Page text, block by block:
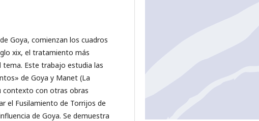
Goya, comienzan los cuadros
xix, el tratamiento más
Este trabajo estudia las
de Goya y Manet (La
contexto con otras obras
el Fusilamiento de Torrijos de
de Goya. Se demuestra